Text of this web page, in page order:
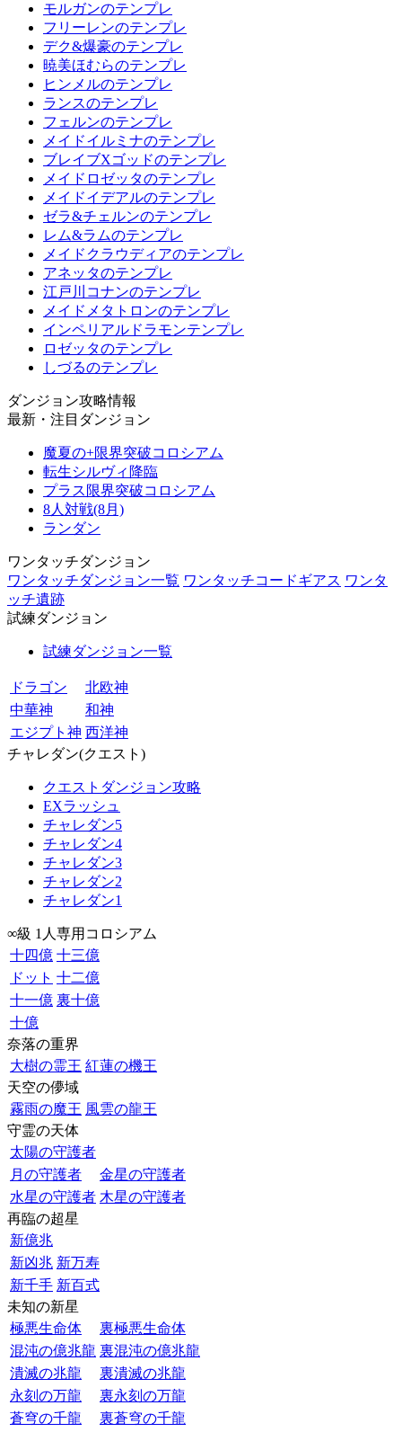
モルガンのテンプレ
フリーレンのテンプレ
デク&爆豪のテンプレ
暁美ほむらのテンプレ
ヒンメルのテンプレ
ランスのテンプレ
フェルンのテンプレ
メイドイルミナのテンプレ
ブレイブXゴッドのテンプレ
メイドロゼッタのテンプレ
メイドイデアルのテンプレ
ゼラ&チェルンのテンプレ
レム&ラムのテンプレ
メイドクラウディアのテンプレ
アネッタのテンプレ
江戸川コナンのテンプレ
メイドメタトロンのテンプレ
インペリアルドラモンテンプレ
ロゼッタのテンプレ
しづるのテンプレ
ダンジョン攻略情報
最新・注目ダンジョン
魔夏の+限界突破コロシアム
転生シルヴィ降臨
プラス限界突破コロシアム
8人対戦(8月)
ランダン
ワンタッチダンジョン
ワンタッチダンジョン一覧 ワンタッチコードギアス ワンタ
ッチ遺跡
試練ダンジョン
試練ダンジョン一覧
ドラゴン
北欧神
中華神
和神
エジプト神 西洋神
チャレダン(クエスト)
クエストダンジョン攻略
EXラッシュ
チャレダン5
チャレダン4
チャレダン3
チャレダン2
チャレダン1
∞級 1人専用コロシアム
十四億 十三億
ドット 十二億
十一億 裏十億
十億
奈落の重界
大樹の霊王 紅蓮の機王
天空の儚域
霧雨の魔王 風雲の龍王
守霊の天体
太陽の守護者
月の守護者
金星の守護者
水星の守護者 木星の守護者
再臨の超星
新億兆
新凶兆 新万寿
新千手 新百式
未知の新星
極悪生命体
裏極悪生命体
混沌の億兆龍 裏混沌の億兆龍
潰滅の兆龍
裏潰滅の兆龍
永刻の万龍
裏永刻の万龍
蒼穹の千龍
裏蒼穹の千龍